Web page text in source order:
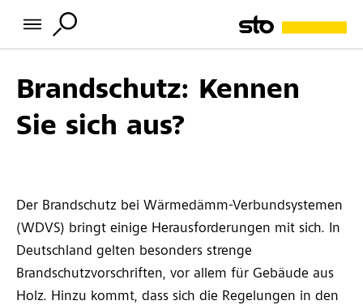
Brandschutz: Kennen
Sie sich aus?
Der Brandschutz bei Wärmedämm-Verbundsystemen
(WDVS) bringt einige Herausforderungen mit sich. In
Deutschland gelten besonders strenge
Brandschutzvorschriften, vor allem für Gebäude aus
Holz. Hinzu kommt, dass sich die Regelungen in den